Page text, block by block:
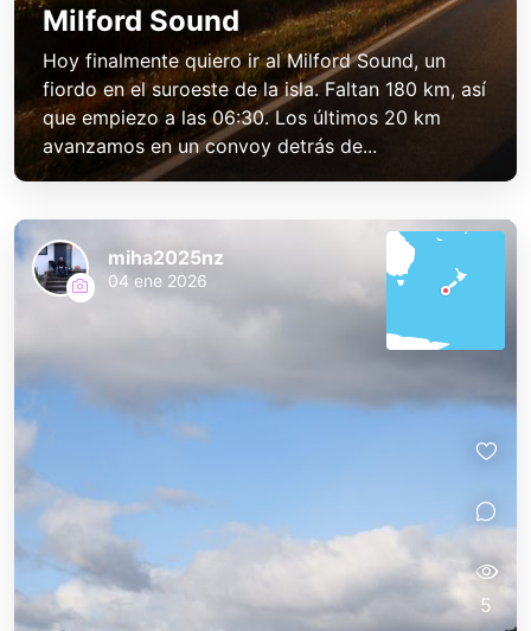
Milford Sound
Hoy finalmente quiero ir al Milford Sound, un
fiordo en el suroeste de la isla. Faltan 180 km, así
que empiezo a las 06:30. Los últimos 20 km
avanzamos en un convoy detrás de...
miha2025nz
04 ene 2026
5